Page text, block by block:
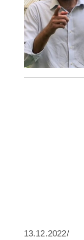
13.12.2022/